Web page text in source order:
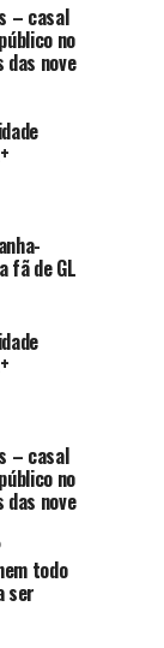
– casal
no
das nove
fã de GL
– casal
no
das nove
todo
ser